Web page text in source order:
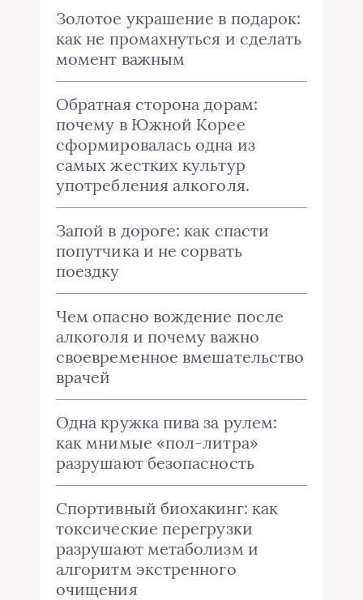
Золотое украшение в подарок:
как не промахнуться и сделать
момент важным
Обратная сторона дорам:
почему в Южной Корее
сформировалась одна из
самых жестких культур
употребления алкоголя.
Запой в дороге: как спасти
попутчика и не сорвать
поездку
Чем опасно вождение после
алкоголя и почему важно
своевременное вмешательство
врачей
Одна кружка пива за рулем:
как мнимые «пол-литра»
разрушают безопасность
Спортивный биохакинг: как
токсические перегрузки
разрушают метаболизм и
алгоритм экстренного
очищения